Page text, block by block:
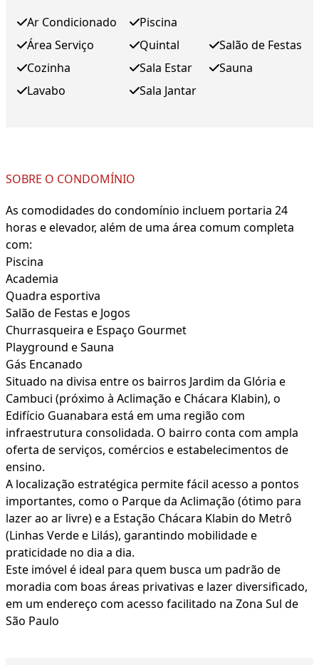
Ar Condicionado
Área Serviço
Cozinha
Lavabo
Piscina
Quintal
Sala Estar
Sala Jantar
Salão de Festas
Sauna
SOBRE O CONDOMÍNIO
As comodidades do condomínio incluem portaria 24
horas e elevador, além de uma área comum completa
com:
Piscina
Academia
Quadra esportiva
Salão de Festas e Jogos
Churrasqueira e Espaço Gourmet
Playground e Sauna
Gás Encanado
Situado na divisa entre os bairros Jardim da Glória e
Cambuci (próximo à Aclimação e Chácara Klabin), o
Edifício Guanabara está em uma região com
infraestrutura consolidada. O bairro conta com ampla
oferta de serviços, comércios e estabelecimentos de
ensino.
A localização estratégica permite fácil acesso a pontos
importantes, como o Parque da Aclimação (ótimo para
lazer ao ar livre) e a Estação Chácara Klabin do Metrô
(Linhas Verde e Lilás), garantindo mobilidade e
praticidade no dia a dia.
Este imóvel é ideal para quem busca um padrão de
moradia com boas áreas privativas e lazer diversificado,
em um endereço com acesso facilitado na Zona Sul de
São Paulo